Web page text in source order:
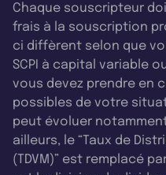
Chaque souscripteur
frais à la souscription
ci diffèrent selon que
SCPI à capital variable
vous devez prendre en
possibles de votre
peut évoluer
ailleurs, le “Taux de
(TDVM)” est remplacé